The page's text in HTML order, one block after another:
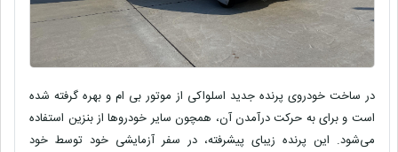
در ساخت خودروی پرنده جدید اسلواکی از موتور بی ام و بهره گرفته شده
است و برای به حرکت درآمدن آن، همچون سایر خودروها از بنزین استفاده
می‌شود. این پرنده زیبای پیشرفته، در سفر آزمایشی خود توسط خود